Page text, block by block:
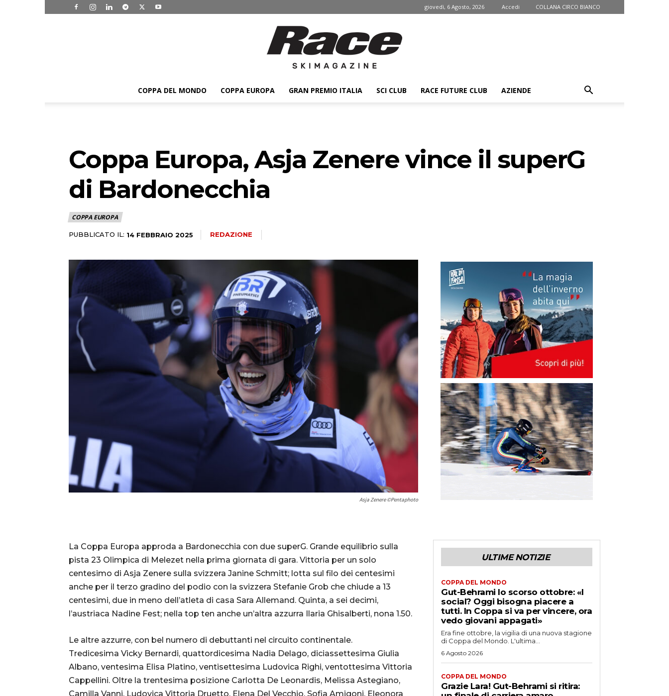
giovedì, 6 Agosto, 2026 Accedi COLLANA CIRCO BIANCO
ski
COPPA DEL MONDO COPPA EUROPA GRAN PREMIO ITALIA SCI CLUB RACE FUTURE CLUB AZIENDE
Coppa Europa, Asja Zenere vince il superG
di Bardonecchia
COPPA EUROPA
PUBBLICATO IL: 14 FEBBRAIO 2025 REDAZIONE
Asja Zenere ©Pentaphoto
La Coppa Europa approda a Bardonecchia con due superG. Grande equilibrio sulla
pista 23 Olimpica di Melezet nella prima giornata di gara. Vittoria per un solo
centesimo di Asja Zenere sulla svizzera Janine Schmitt; lotta sul filo dei centesimi
anche per il terzo gradino del podio con la svizzera Stefanie Grob che chiude a 13
centesimi, due in meno dell’atleta di casa Sara Allemand. Quinta, a sei decimi,
l’austriaca Nadine Fest; nella top ten anche un’altra azzurra Ilaria Ghisalberti, nona 1.50.
Le altre azzurre, con bel numero di debuttanti nel circuito continentale.
Tredicesima Vicky Bernardi, quattordicesima Nadia Delago, diciassettesima Giulia
Albano, ventesima Elisa Platino, ventisettesima Ludovica Righi, ventottesima Vittoria
Cappellini. Oltre la trentesima posizione Carlotta De Leonardis, Melissa Astegiano,
Camilla Vanni, Ludovica Vittoria Druetto, Elena Del Vecchio, Sofia Amigoni, Eleonora
ULTIME NOTIZIE
COPPA DEL MONDO
Gut-Behrami lo scorso ottobre: «I
social? Oggi bisogna piacere a
tutti. In Coppa si va per vincere, ora
vedo giovani appagati»
Era fine ottobre, la vigilia di una nuova stagione
di Coppa del Mondo. L'ultima...
6 Agosto 2026
COPPA DEL MONDO
Grazie Lara! Gut-Behrami si ritira: